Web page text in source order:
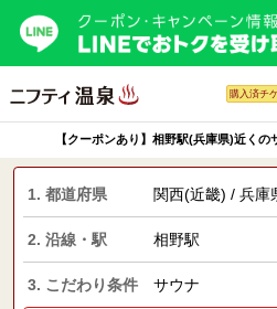
購入済チ
【クーポンあり】相野駅(兵庫県)近く
1. 都道府県 関西(近畿) / 兵庫
2. 沿線・駅 相野駅
3. こだわり条件 サウナ